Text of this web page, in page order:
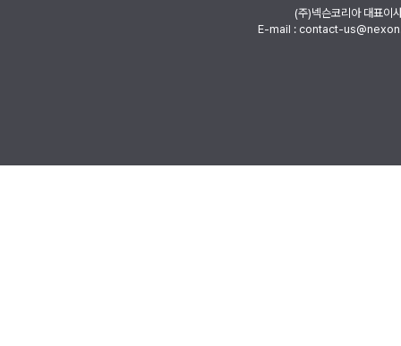
(주)넥슨코리아 대표이
E-mail : contact-